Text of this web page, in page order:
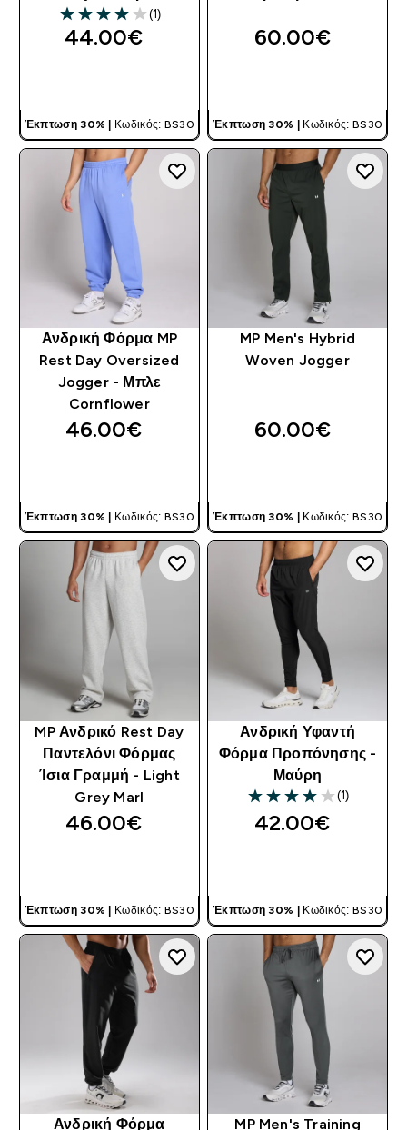
4 out of 5 stars
(1)
44.00€‎
Έκπτωση 30% | Κωδικός: BS30
60.00€‎
Έκπτωση 30% | Κωδικός: BS30
Ανδρική Φόρμα MP
Rest Day Oversized
Jogger - Μπλε
Cornflower
46.00€‎
Έκπτωση 30% | Κωδικός: BS30
MP Men's Hybrid
Woven Jogger
60.00€‎
Έκπτωση 30% | Κωδικός: BS30
MP Ανδρικό Rest Day
Παντελόνι Φόρμας
Ίσια Γραμμή - Light
Grey Marl
46.00€‎
Έκπτωση 30% | Κωδικός: BS30
Ανδρική Υφαντή
Φόρμα Προπόνησης -
Μαύρη
4 out of 5 stars
(1)
42.00€‎
Έκπτωση 30% | Κωδικός: BS30
Ανδρική Φόρμα
MP Men's Training